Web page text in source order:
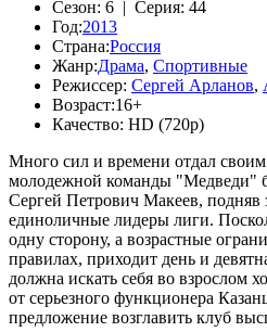
Сезон: 6 | Серия: 44
Год:2013
Страна:Россия
Жанр:Драма, Спортивные
Режиссер: Сергей Арланов,
Возраст:16+
Качество: HD (720p)
Много сил и времени отдал
молодежной команды
Сергей Петрович Макеев, подняв
единоличные лидеры лиги.
одну сторону, а возрастные
правилах, приходит день и
должна искать себя во взрослом
от серьезного функционера
предложение возглавить клуб